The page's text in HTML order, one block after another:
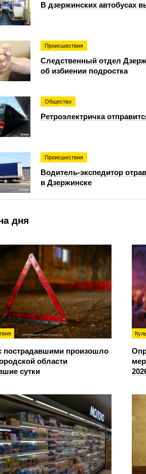
В дзержинских автобусах
Происшествия
Следственный отдел
об избиении подростка
Общество
Ретроэлектричка
Происшествия
Водитель-экспедитор
в Дзержинске
дня
пострадавшими произошло
области
сутки